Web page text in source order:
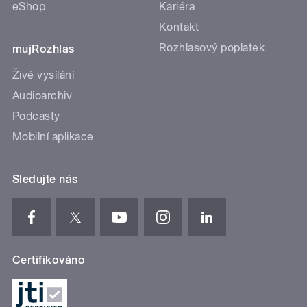
eShop
mujRozhlas
Živé vysílání
Audioarchiv
Podcasty
Mobilní aplikace
Kariéra
Kontakt
Rozhlasový poplatek
Sledujte nás
Certifikováno